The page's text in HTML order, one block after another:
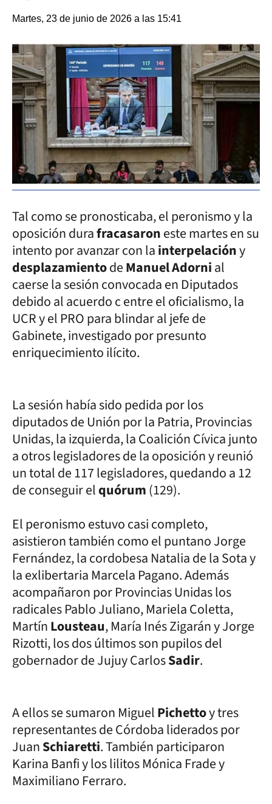
Martes, 23 de junio de 2026 a las 15:41
Tal como se pronosticaba, el peronismo y la
oposición durafracasaroneste martes en su
intento por avanzar con lainterpelacióny
desplazamientodeManuel Adornial
caerse la sesión convocada en Diputados
debido al acuerdo c entre el oficialismo, la
UCR y el PRO para blindar al jefe de
Gabinete, investigado por presunto
enriquecimiento ilícito.
La sesión había sido pedida por los
diputados de Unión por la Patria, Provincias
Unidas, la izquierda, la Coalición Cívica junto
a otros legisladores de la oposición y reunió
un total de 117 legisladores, quedando a 12
de conseguir elquórum(129).
El peronismo estuvo casi completo,
asistieron también como el puntano Jorge
Fernández, la cordobesa Natalia de la Sota y
la exlibertaria Marcela Pagano. Además
acompañaron por Provincias Unidas los
radicales Pablo Juliano, Mariela Coletta,
MartínLousteau, María Inés Zigarán y Jorge
Rizotti, los dos últimos son pupilos del
gobernador de Jujuy CarlosSadir.
A ellos se sumaron MiguelPichettoy tres
representantes de Córdoba liderados por
JuanSchiaretti. También participaron
Karina Banfi y los lilitos Mónica Frade y
Maximiliano Ferraro.